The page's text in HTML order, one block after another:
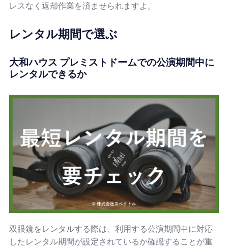
レスなく返却作業を済ませられますよ。
レンタル期間で選ぶ
大和ハウス プレミストドームでの公演期間中に
レンタルできるか
双眼鏡をレンタルする際は、利用する公演期間中に対応
したレンタル期間が設定されているか確認することが重